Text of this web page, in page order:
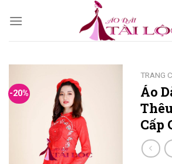
-20%
TRANG
Áo
Cấp